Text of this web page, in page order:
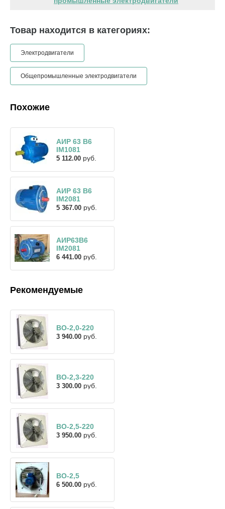
Товар находится в категориях:
Электродвигатели
Общепромышленные электродвигатели
Похожие
АИР 63 В6
IM1081
5 112.00 руб.
АИР 63 В6
IM2081
5 367.00 руб.
АИР63В6
IM2081
6 441.00 руб.
Рекомендуемые
ВО-2,0-220
3 940.00 руб.
ВО-2,3-220
3 300.00 руб.
ВО-2,5-220
3 950.00 руб.
ВО-2,5
6 500.00 руб.